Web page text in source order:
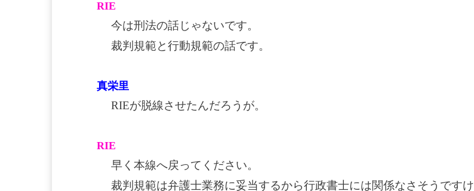
RIE
今は刑法の話じゃないです。
裁判規範と行動規範の話です。
真栄里
RIEが脱線させたんだろうが。
RIE
早く本線へ戻ってください。
裁判規範は弁護士業務に妥当するから行政書士には関係なさそうですけ